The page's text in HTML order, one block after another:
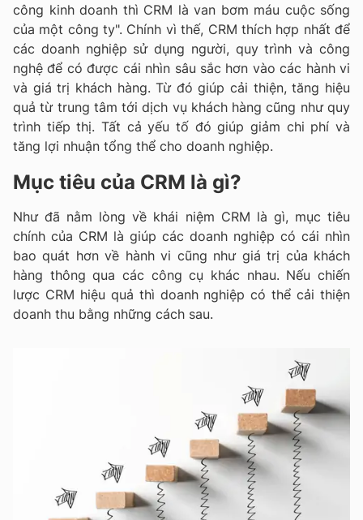
công kinh doanh thì CRM là van bơm máu cuộc sống
của một công ty". Chính vì thế, CRM thích hợp nhất để
các doanh nghiệp sử dụng người, quy trình và công
nghệ để có được cái nhìn sâu sắc hơn vào các hành vi
và giá trị khách hàng. Từ đó giúp cải thiện, tăng hiệu
quả từ trung tâm tới dịch vụ khách hàng cũng như quy
trình tiếp thị. Tất cả yếu tố đó giúp giảm chi phí và
tăng lợi nhuận tổng thể cho doanh nghiệp.
Mục tiêu của CRM là gì?
Như đã nằm lòng về khái niệm CRM là gì, mục tiêu
chính của CRM là giúp các doanh nghiệp có cái nhìn
bao quát hơn về hành vi cũng như giá trị của khách
hàng thông qua các công cụ khác nhau. Nếu chiến
lược CRM hiệu quả thì doanh nghiệp có thể cải thiện
doanh thu bằng những cách sau.